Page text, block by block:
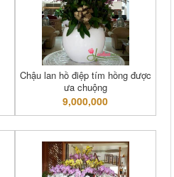
Chậu lan hồ điệp tím hồng được
ưa chuộng
9,000,000